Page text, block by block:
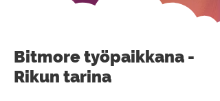
Bitmore työpaikkana -
Rikun tarina